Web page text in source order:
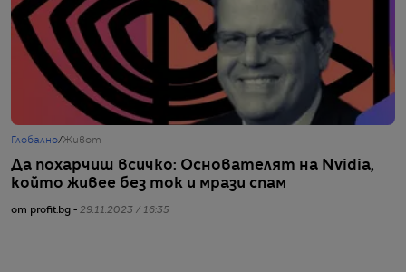
Глобално/Живот
Да похарчиш всичко: Основателят на Nvidia,
който живее без ток и мрази спам
от profit.bg - 29.11.2023 / 16:35